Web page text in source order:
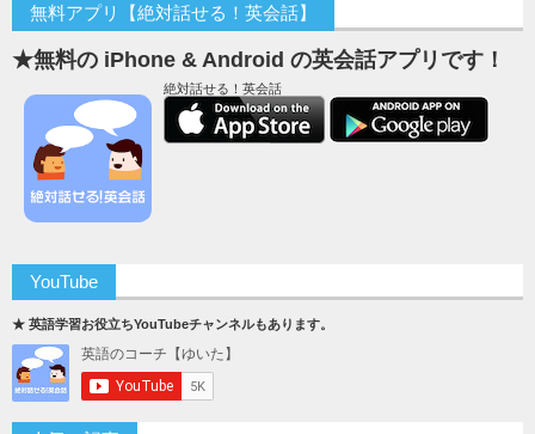
無料アプリ【絶対話せる！英会話】
★無料の iPhone & Android の英会話アプリです！
絶対話せる！英会話
YouTube
★ 英語学習お役立ちYouTubeチャンネルもあります。